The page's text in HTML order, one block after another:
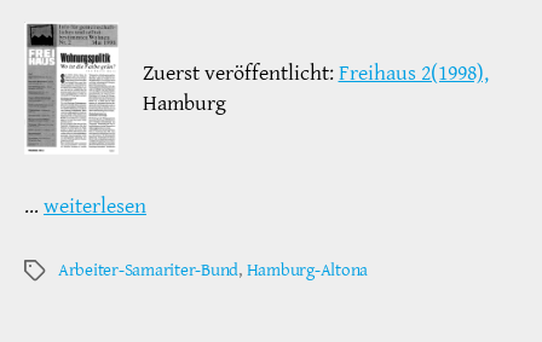
Zuerst veröffentlicht:Freihaus 2(1998),
Hamburg
… weiterlesen
Schlagwörter
Arbeiter-Samariter-Bund, Hamburg-Altona